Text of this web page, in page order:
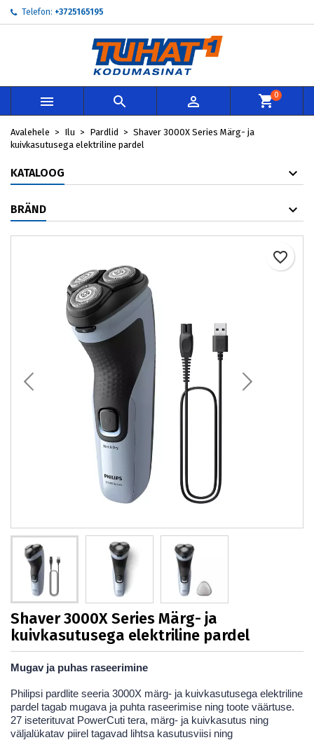
Telefon: +3725165195
   0
Avalehele Ilu Pardlid
Shaver 3000X Series Märg- ja
kuivkasutusega elektriline pardel
KATALOOG
BRÄND
Shaver 3000X Series Märg- ja
kuivkasutusega elektriline pardel
Mugav ja puhas raseerimine
Philipsi pardlite seeria 3000X märg- ja kuivkasutusega elektriline
pardel tagab mugava ja puhta raseerimise ning toote väärtuse.
27 iseterituvat PowerCuti tera, märg- ja kuivkasutus ning
väljalükatav piirel tagavad lihtsa kasutusviisi ning
favorite_border
My wishlists ×
Create new list
Loo soovinimekiri ×
Soovinimekirja nimi
Loobu Loo soovinimekiri
Sisene ×
Te peate olema sisselogitud, et tooteid soovinimekirja